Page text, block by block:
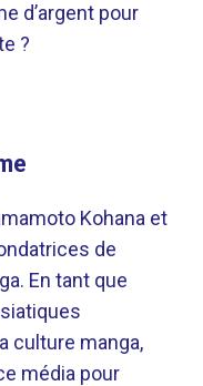
d’argent pour
?
Kohana et
de
En tant que
culture manga,
média pour